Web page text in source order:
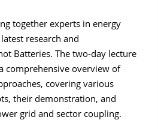
together experts in energy
research and
Batteries. The two-day lecture
comprehensive overview of
covering various
their demonstration, and
grid and sector coupling.